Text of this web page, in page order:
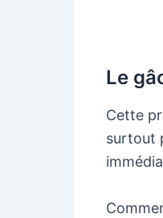
Le
Cette
surtout